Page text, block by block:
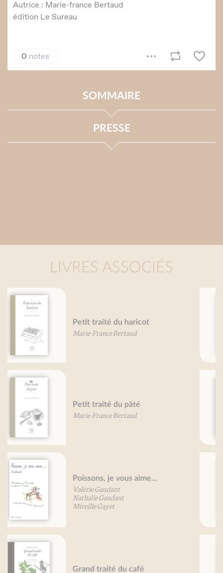
SOMMAIRE
PRESSE
LIVRES ASSOCIÉS
Légumes, je vous aime...
Béatrice Vigot-Lagandré
Grand traité des cucurbitacées
Mireille Gayet
Courgettes, je vous aime
Béatrice Vigot-Lagandré
Aubergines, je vous aime…